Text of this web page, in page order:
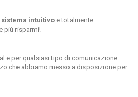
sistema intuitivo e totalmente
più risparmi!
e per qualsiasi tipo di comunicazione
che abbiamo messo a disposizione per